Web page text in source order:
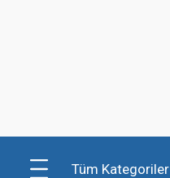
Tüm Kategoriler